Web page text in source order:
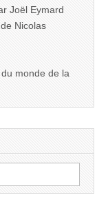
Joël Eymard
Nicolas
monde de la